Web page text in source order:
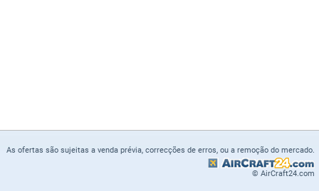
As ofertas são sujeitas a venda prévia, correcções de erros, ou a remoção do mercado.
© AirCraft24.com